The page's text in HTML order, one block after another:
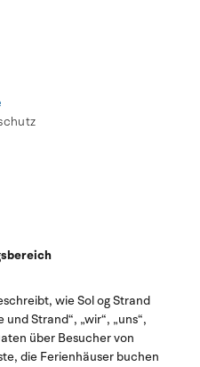
wie Sol og Strand
Strand“, „wir“, „uns“,
über Besucher von
die Ferienhäuser buchen